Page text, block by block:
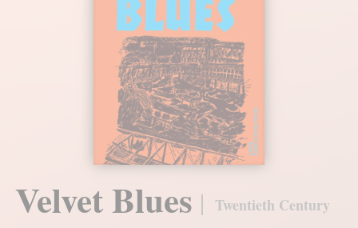
Velvet Blues
Twentieth Century